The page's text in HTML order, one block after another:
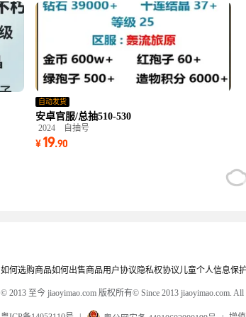
自动发货
安卓官服/总抽510-530
2024 自抽号
¥ 19.90
如何选购商品如何出售商品用户协议 隐私权协议儿童个人信息保
© 2013 至今 jiaoyimao.com 版权所有© Since 2013 jiaoyimao.com. All